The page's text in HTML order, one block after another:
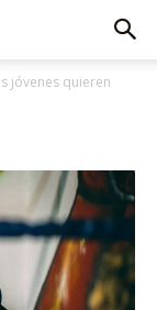
jóvenes quieren